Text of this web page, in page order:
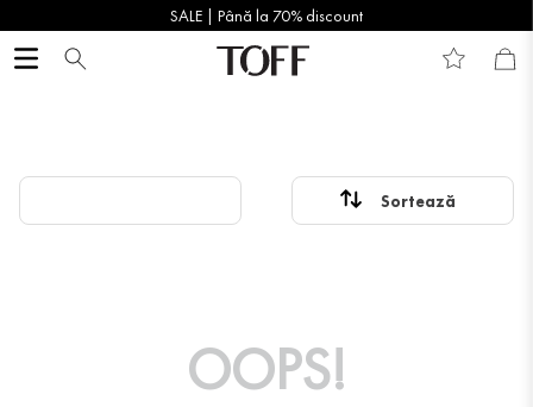
SALE | Până la 70% discount
OOPS!